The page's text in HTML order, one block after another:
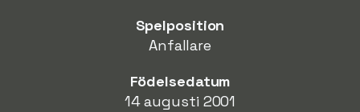
Spelposition
Anfallare
Födelsedatum
14 augusti 2001